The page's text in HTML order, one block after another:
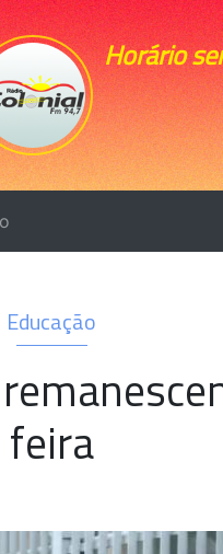
Horário
Educação
feira